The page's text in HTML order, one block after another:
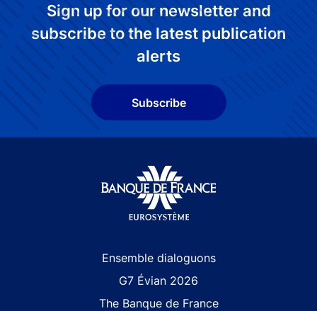
Sign up for our newsletter and
subscribe to the latest publication
alerts
Subscribe
Ensemble dialoguons
G7 Évian 2026
The Banque de France